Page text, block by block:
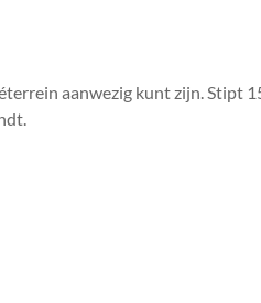
aanwezig kunt zijn. Stipt